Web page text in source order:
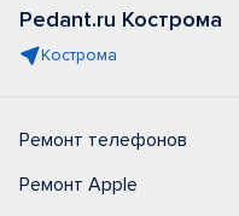
Pedant.ru Кострома
Кострома
Ремонт телефонов
Ремонт Apple